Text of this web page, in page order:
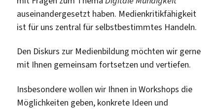
auseinandergesetzt haben. Medienkritikfähigkeit
ist für uns zentral für selbstbestimmtes Handeln.
Den Diskurs zur Medienbildung möchten wir gerne
mit Ihnen gemeinsam fortsetzen und vertiefen.
Insbesondere wollen wir Ihnen in Workshops die
Möglichkeiten geben, konkrete Ideen und